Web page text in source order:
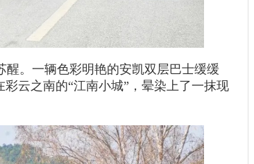
。一辆色彩明艳的安凯双层巴士缓缓
云之南的“江南小城”，晕染上了一抹现